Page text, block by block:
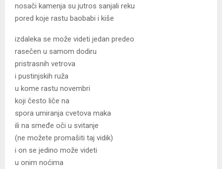
nosači kamenja su jutros sanjali reku
pored koje rastu baobabi i kiše
izdaleka se može videti jedan predeo
rasečen u samom dodiru
pristrasnih vetrova
i pustinjskih ruža
u kome rastu novembri
koji često liče na
spora umiranja cvetova maka
ili na smeđe oči u svitanje
(ne možete promašiti taj vidik)
i on se jedino može videti
u onim noćima